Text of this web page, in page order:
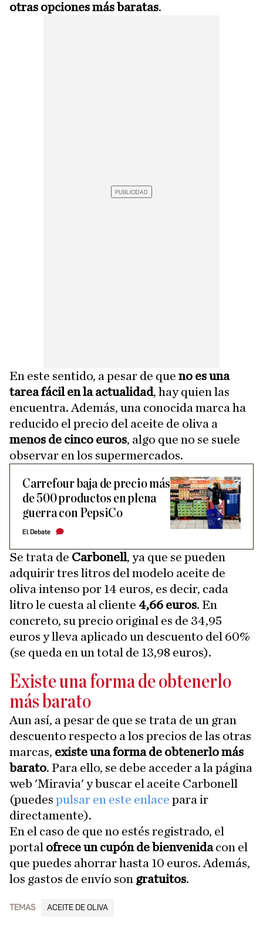
otras opciones más baratas.
En este sentido, a pesar de que no es una
tarea fácil en la actualidad, hay quien las
encuentra. Además, una conocida marca ha
reducido el precio del aceite de oliva a
menos de cinco euros, algo que no se suele
observar en los supermercados.
Carrefour baja de precio más
de 500 productos en plena
guerra con PepsiCo
El Debate
Se trata de Carbonell, ya que se pueden
adquirir tres litros del modelo aceite de
oliva intenso por 14 euros, es decir, cada
litro le cuesta al cliente 4,66 euros. En
concreto, su precio original es de 34,95
euros y lleva aplicado un descuento del 60%
(se queda en un total de 13,98 euros).
Existe una forma de obtenerlo
más barato
Aun así, a pesar de que se trata de un gran
descuento respecto a los precios de las otras
marcas, existe una forma de obtenerlo más
barato. Para ello, se debe acceder a la página
web 'Miravia' y buscar el aceite Carbonell
(puedes pulsar en este enlace para ir
directamente).
En el caso de que no estés registrado, el
portal ofrece un cupón de bienvenidacon el
que puedes ahorrar hasta 10 euros. Además,
los gastos de envío son gratuitos.
TEMAS ACEITE DE OLIVA